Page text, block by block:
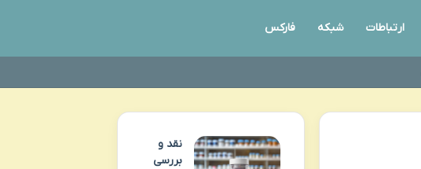
ارتباطات شبکه فارکس
نقد و
بررسی